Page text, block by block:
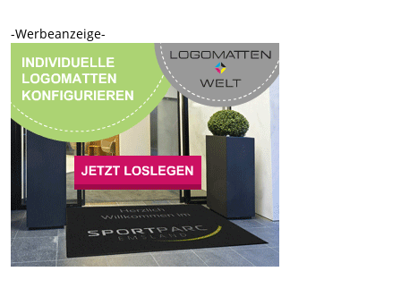
-Werbeanzeige-